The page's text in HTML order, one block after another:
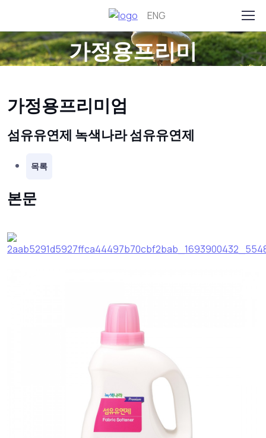
ENG
가정용프리미
가정용프리미엄
섬유유연제 녹색나라 섬유유연제
목록
본문